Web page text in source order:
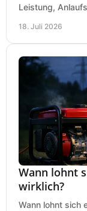
Leistung,
18. Juli 2026
Wann lohnt
wirklich?
Wann lohnt sich